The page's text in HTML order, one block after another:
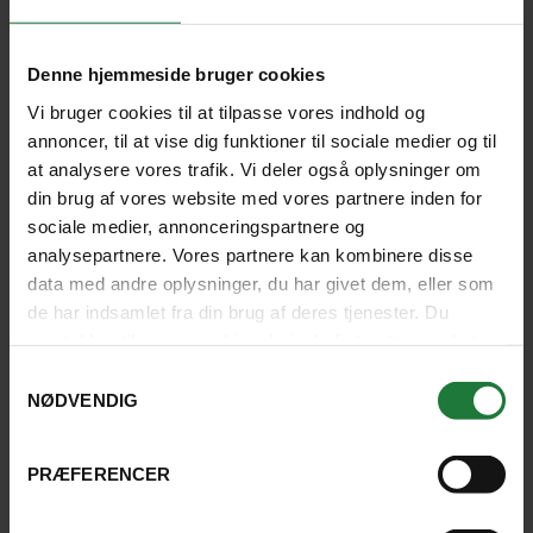
Denne hjemmeside bruger cookies
Vi bruger cookies til at tilpasse vores indhold og
annoncer, til at vise dig funktioner til sociale medier og til
at analysere vores trafik. Vi deler også oplysninger om
din brug af vores website med vores partnere inden for
sociale medier, annonceringspartnere og
analysepartnere. Vores partnere kan kombinere disse
data med andre oplysninger, du har givet dem, eller som
de har indsamlet fra din brug af deres tjenester. Du
NØDVENDIG
PRÆFERENCER
Fantastik god og veltilrettelagt rejse,